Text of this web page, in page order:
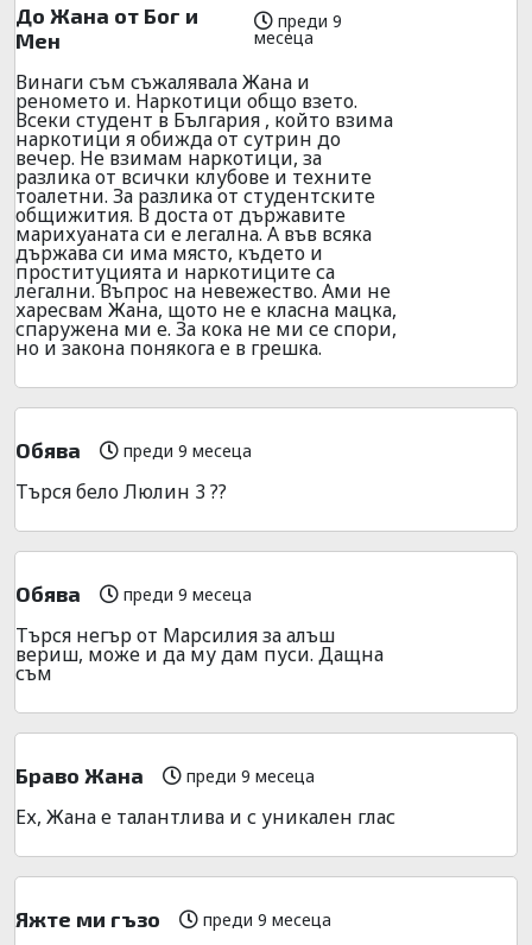
До Жана от Бог и
Мен
преди 9
месеца
Винаги съм съжалявала Жана и
реномето и. Наркотици общо взето.
Всеки студент в България , който взима
наркотици я обижда от сутрин до
вечер. Не взимам наркотици, за
разлика от всички клубове и техните
тоалетни. За разлика от студентските
общижития. В доста от държавите
марихуаната си е легална. А във всяка
държава си има място, където и
проституцията и наркотиците са
легални. Въпрос на невежество. Ами не
харесвам Жана, щото не е класна мацка,
спаружена ми е. За кока не ми се спори,
но и закона понякога е в грешка.
Обява преди 9 месеца
Търся бело Люлин 3 ??
Обява преди 9 месеца
Търся негър от Марсилия за алъш
вериш, може и да му дам пуси. Дащна
съм
Браво Жана преди 9 месеца
Ех, Жана е талантлива и с уникален глас
Яжте ми гъзо преди 9 месеца